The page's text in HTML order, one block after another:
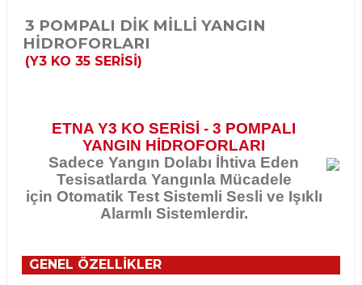
3 POMPALI DİK MİLLİ YANGIN
HİDROFORLARI
(Y3 KO 35 SERİSİ)
ETNA Y3 KO SERİSİ - 3 POMPALI
YANGIN HİDROFORLARI
Sadece Yangın Dolabı İhtiva Eden
Tesisatlarda Yangınla Mücadele
için Otomatik Test Sistemli Sesli ve Işıklı
Alarmlı Sistemlerdir.
GENEL ÖZELLİKLER